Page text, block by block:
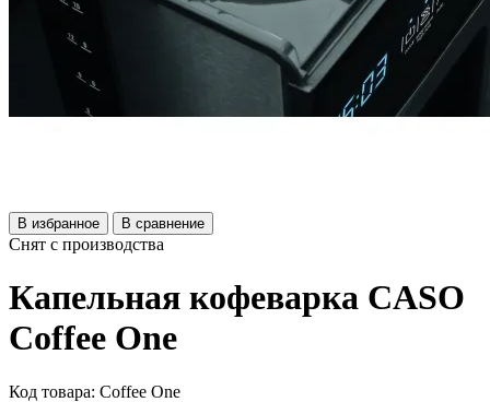
В избранное В сравнение
Снят с производства
Капельная кофеварка CASO
Coffee One
Код товара: Coffee One